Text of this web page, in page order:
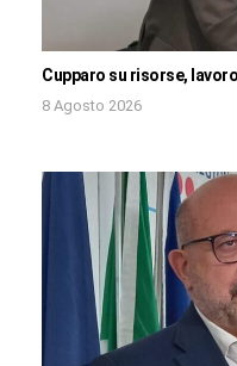
Cupparo su risorse,
8 Agosto 2026